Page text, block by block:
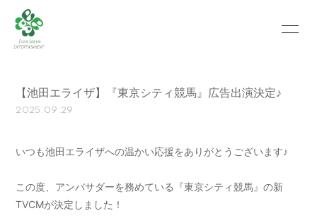
SCHEDULE PROFILE
RECRUIT
【池田エライザ】『東京シティ競馬』広告出演決定♪
2025.09.29
いつも池田エライザへの温かい応援をありがとうございます♪
この度、アンバサダーを務めている『東京シティ競馬』の新
TVCMが決定しました！